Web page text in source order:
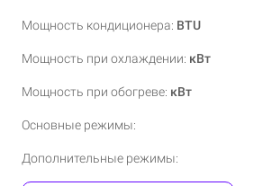
Мощность кондиционера: BTU
Мощность при охлаждении: кВт
Мощность при обогреве: кВт
Основные режимы:
Дополнительные режимы: